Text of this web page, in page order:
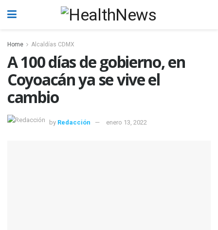
Home Alcaldías CDMX
A 100 días de gobierno, en
Coyoacán ya se vive el
cambio
by Redacción enero 13, 2022